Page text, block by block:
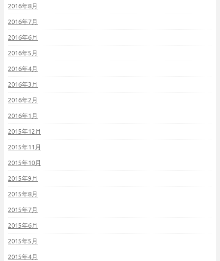
2016年8月
2016年7月
2016年6月
2016年5月
2016年4月
2016年3月
2016年2月
2016年1月
2015年12月
2015年11月
2015年10月
2015年9月
2015年8月
2015年7月
2015年6月
2015年5月
2015年4月